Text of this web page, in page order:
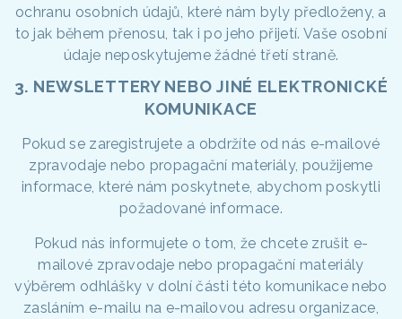
ochranu osobních údajů, které nám byly předloženy, a
to jak během přenosu, tak i po jeho přijetí. Vaše osobní
údaje neposkytujeme žádné třetí straně.
3. NEWSLETTERY NEBO JINÉ ELEKTRONICKÉ
KOMUNIKACE
Pokud se zaregistrujete a obdržíte od nás e-mailové
zpravodaje nebo propagační materiály, použijeme
informace, které nám poskytnete, abychom poskytli
požadované informace.
Pokud nás informujete o tom, že chcete zrušit e-
mailové zpravodaje nebo propagační materiály
výběrem odhlášky v dolní části této komunikace nebo
zasláním e-mailu na e-mailovou adresu organizace,